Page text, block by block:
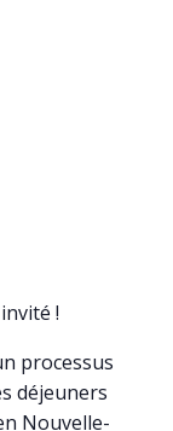
!
processus
déjeuners
Nouvelle-